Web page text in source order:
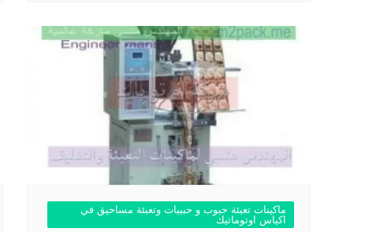
ماكينات تعبئة حبوب و حبيبات وتعبئة مساحيق في
اكياس اوتوماتيك